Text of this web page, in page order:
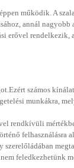
működik. A
annál nagyobb
erővel rendelkezik,
számos
munkákra,
rendkívüli
felhasználásra
feledkezhetünk